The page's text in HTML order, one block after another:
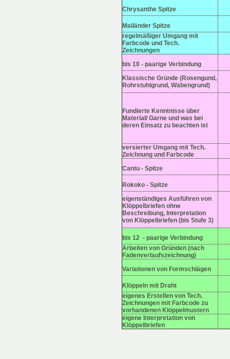
Chrysanthe Spitze
Mailänder Spitze
regelmäßiger Umgang mit
Farbcode und Tech.
Zeichnungen
bis 10 - paarige Verbindung
Klassische Gründe (Rosengund,
Rohrstuhlgrund, Wabengrund)
Fundierte Kenntnisse über
Material/ Garne und was bei
deren Einsatz zu beachten ist
versierter Umgang mit Tech.
Zeichnung und Farbcode
Cantu - Spitze
Rokoko - Spitze
eigenständiges Ausführen von
Klöppelbriefen ohne
Beschreibung, Interpretation
von Klöppelbriefen (bis Stufe 3)
bis 12 - paarige Verbindung
Arbeiten von Gründen (nach
Fadenverlaufszeichnung)
Variationen von Formschlägen
Klöppeln mit Draht
eigenes Erstellen von Tech.
Zeichnungen mit Farbcode zu
vorhandenen Klöppelmustern
eigene Interpretation von
Klöppelbriefen